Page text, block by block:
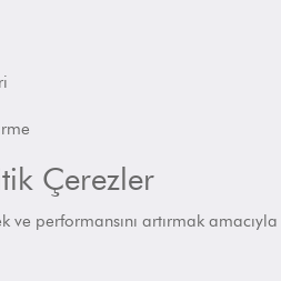
Çerezler
ve performansını artırmak amacıyla